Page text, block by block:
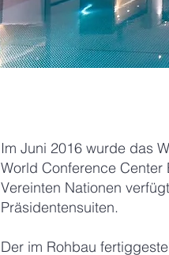
Im Juni 2016 wurde das
World Conference
Vereinten Nationen
Präsidentensuiten.
Der im Rohbau